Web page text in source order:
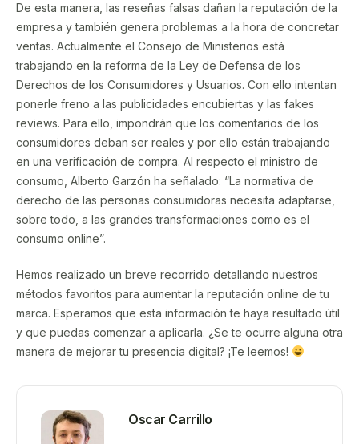
De esta manera, las reseñas falsas dañan la reputación de la
empresa y también genera problemas a la hora de concretar
ventas. Actualmente el Consejo de Ministerios está
trabajando en la reforma de la Ley de Defensa de los
Derechos de los Consumidores y Usuarios. Con ello intentan
ponerle freno a las publicidades encubiertas y las fakes
reviews. Para ello, impondrán que los comentarios de los
consumidores deban ser reales y por ello están trabajando
en una verificación de compra. Al respecto el ministro de
consumo, Alberto Garzón ha señalado: “La normativa de
derecho de las personas consumidoras necesita adaptarse,
sobre todo, a las grandes transformaciones como es el
consumo online”.
Hemos realizado un breve recorrido detallando nuestros
métodos favoritos para aumentar la reputación online de tu
marca. Esperamos que esta información te haya resultado útil
y que puedas comenzar a aplicarla. ¿Se te ocurre alguna otra
manera de mejorar tu presencia digital? ¡Te leemos!
Oscar Carrillo